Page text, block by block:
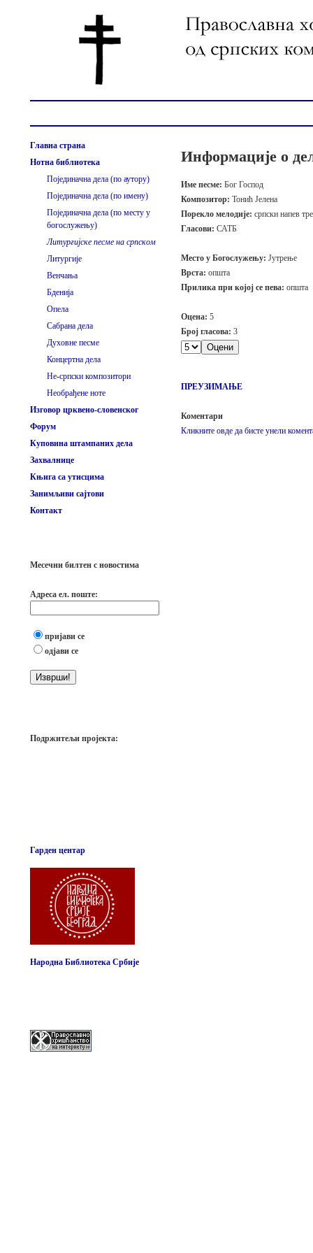
Главна страна
Нотна библиотека
Појединачна дела (по аутору)
Појединачна дела (по имену)
Појединачна дела (по месту у
богослужењу)
Литургијске песме на српском
Литургије
Венчања
Бденија
Опела
Сабрана дела
Духовне песме
Концертна дела
Не-српски композитори
Необрађене ноте
Изговор црквено-словенског
Форум
Куповина штампаних дела
Захвалнице
Књига са утисцима
Занимљиви сајтови
Контакт
Месечни билтен с новостима
Адреса ел. поште:
пријави се
одјави се
Подржитељи пројекта:
Гарден центар
Народна Библиотека Србије
Информације о
Име песме: Бог Господ
Композитор: Тонић Јелена
Порекло мелодије: српски напев
Гласови: САТБ
Место у Богослужењу: Јутрење
Врста: општа
Прилика при којој се пева: општа
Оцена: 5
Број гласова: 3
ПРЕУЗИМАЊЕ
Коментари
Кликните овде да бисте унели